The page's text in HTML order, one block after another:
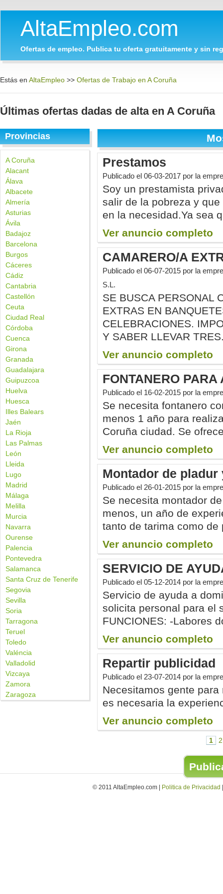
AltaEmpleo.com
Ofertas de empleo. Publica tu oferta gratuitamente y sin
Estás en AltaEmpleo >> Ofertas de Trabajo en A Coruña
Últimas ofertas dadas de alta en A Coruña
Provincias
A Coruña
Alacant
Álava
Albacete
Almería
Asturias
Ávila
Badajoz
Barcelona
Burgos
Cáceres
Cádiz
Cantabria
Castellón
Ceuta
Ciudad Real
Córdoba
Cuenca
Girona
Granada
Guadalajara
Guipuzcoa
Huelva
Huesca
Illes Balears
Jaén
La Rioja
Las Palmas
León
Lleida
Lugo
Madrid
Málaga
Melilla
Murcia
Navarra
Ourense
Palencia
Pontevedra
Salamanca
Santa Cruz de Tenerife
Segovia
Sevilla
Soria
Tarragona
Teruel
Toledo
Valéncia
Valladolid
Vizcaya
Zamora
Zaragoza
Prestamos
Publicado el 06-03-2017 por la
Soy un prestamista
salir de la pobreza y
en la necesidad.Ya sea
Ver anuncio completo
CAMARERO/A
Publicado el 06-07-2015 por la
S.L.
SE BUSCA PERSONAL
EXTRAS EN
CELEBRACIONES.
Y SABER LLEVAR
Ver anuncio completo
FONTANERO
Publicado el 16-02-2015 por la
Se necesita fontanero
menos 1 año para
Coruña ciudad. Se
Ver anuncio completo
Montador de pladur
Publicado el 26-01-2015 por la
Se necesita montador
menos, un año de
tanto de tarima como de
Ver anuncio completo
SERVICIO DE
Publicado el 05-12-2014 por la
Servicio de ayuda a
solicita personal para el
FUNCIONES: -Labores
Ver anuncio completo
Repartir publicidad
Publicado el 23-07-2014 por la
Necesitamos gente
es necesaria la
Ver anuncio completo
1 2
© 2011 AltaEmpleo.com | Politica de Privacidad